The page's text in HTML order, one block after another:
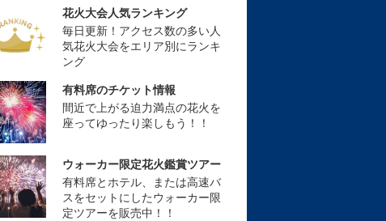
花火大会人気ランキング
毎日更新！アクセス数の多い人
気花火大会をエリア別にランキ
ング
有料席のチケット情報
間近で上がる迫力満点の花火を
座ってゆったり楽しもう！！
ウォーカー限定花火鑑賞ツアー
有料席とホテル、または高速バ
スをセットにしたウォーカー限
定ツアーを販売中！！